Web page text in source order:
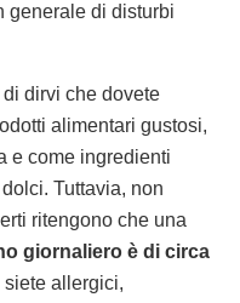
generale di disturbi
dirvi che dovete
alimentari gustosi,
e come ingredienti
Tuttavia, non
ritengono che una
giornaliero è di circa
siete allergici,